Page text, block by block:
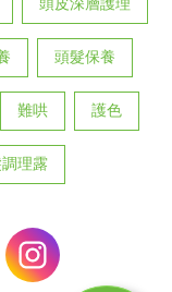
頭皮深層護理
頭髮保養
難哄 護色
理露